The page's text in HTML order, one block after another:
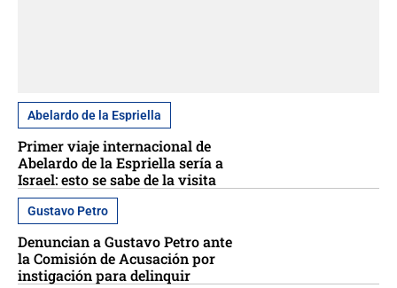
Abelardo de la Espriella
Primer viaje internacional de
Abelardo de la Espriella sería a
Israel: esto se sabe de la visita
Gustavo Petro
Denuncian a Gustavo Petro ante
la Comisión de Acusación por
instigación para delinquir